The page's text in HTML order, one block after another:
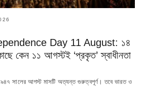
Day 11 August: ১৪
কেন ১১ আগস্টই ‘প্রকৃত’ স্বাধীনতা
১৯৪৭ সালের আগস্ট মাসটি অত্যন্ত গুরুত্বপূর্ণ। তবে ভারত ও